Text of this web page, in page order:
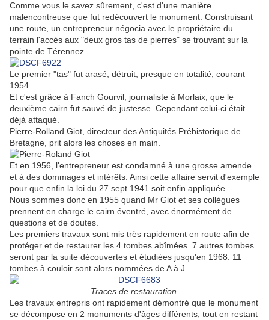
Comme vous le savez sûrement, c'est d'une manière
malencontreuse que fut redécouvert le monument. Construisant
une route, un entrepreneur négocia avec le propriétaire du
terrain l'accès aux "deux gros tas de pierres" se trouvant sur la
pointe de Térennez.
Le premier "tas" fut arasé, détruit, presque en totalité, courant
1954.
Et c'est grâce à Fanch Gourvil, journaliste à Morlaix, que le
deuxième cairn fut sauvé de justesse. Cependant celui-ci était
déjà attaqué.
Pierre-Rolland Giot, directeur des Antiquités Préhistorique de
Bretagne, prit alors les choses en main.
Et en 1956, l'entrepreneur est condamné à une grosse amende
et à des dommages et intérêts. Ainsi cette affaire servit d'exemple
pour que enfin la loi du 27 sept 1941 soit enfin appliquée.
Nous sommes donc en 1955 quand Mr Giot et ses collègues
prennent en charge le cairn éventré, avec énormément de
questions et de doutes.
Les premiers travaux sont mis très rapidement en route afin de
protéger et de restaurer les 4 tombes abîmées. 7 autres tombes
seront par la suite découvertes et étudiées jusqu'en 1968. 11
tombes à couloir sont alors nommées de A à J.
Traces de restauration.
Les travaux entrepris ont rapidement démontré que le monument
se décompose en 2 monuments d'âges différents, tout en restant